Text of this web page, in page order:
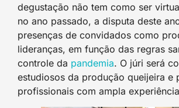
degustação não tem como ser
no ano passado, a disputa deste
presenças de convidados como
lideranças, em função das regras
controle da pandemia. O júri será
estudiosos da produção queijeira e
profissionais com ampla